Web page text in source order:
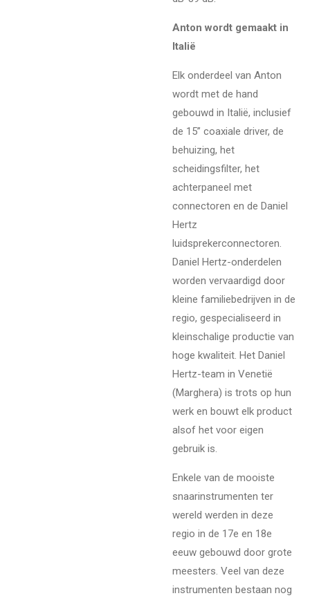
Anton wordt gemaakt in
Italië
Elk onderdeel van Anton
wordt met de hand
gebouwd in Italië, inclusief
de 15” coaxiale driver, de
behuizing, het
scheidingsfilter, het
achterpaneel met
connectoren en de Daniel
Hertz
luidsprekerconnectoren.
Daniel Hertz-onderdelen
worden vervaardigd door
kleine familiebedrijven in de
regio, gespecialiseerd in
kleinschalige productie van
hoge kwaliteit. Het Daniel
Hertz-team in Venetië
(Marghera) is trots op hun
werk en bouwt elk product
alsof het voor eigen
gebruik is.
Enkele van de mooiste
snaarinstrumenten ter
wereld werden in deze
regio in de 17e en 18e
eeuw gebouwd door grote
meesters. Veel van deze
instrumenten bestaan nog